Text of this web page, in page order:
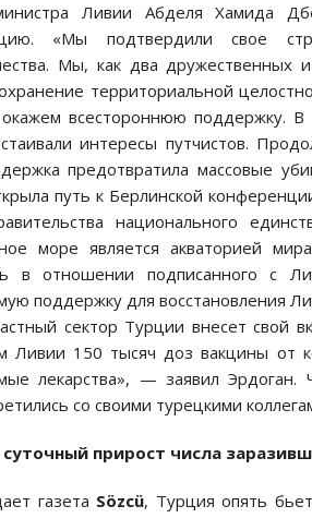
Ливии Абделя Хамида
«Мы подтвердили свое
Мы, как два
территориальной
всестороннюю поддержку. В
интересы путчистов.
предотвратила массовые
путь к Берлинской
национального
море является акваторией
в отношении подписанного с
поддержку для восстановления
сектор Турции внесет свой
Ливии 150 тысяч доз вакцины от
лекарства», — заявил
со своими турецкими
прирост числа
газета Sözcü, Турция опять